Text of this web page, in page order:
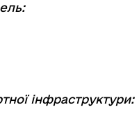
інфраструктури: